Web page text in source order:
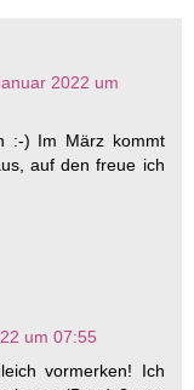
2022 um
:-) Im März kommt
auf den freue ich
um 07:55
vormerken! Ich